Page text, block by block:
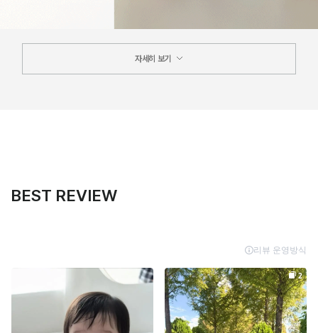
자세히 보기
BEST REVIEW